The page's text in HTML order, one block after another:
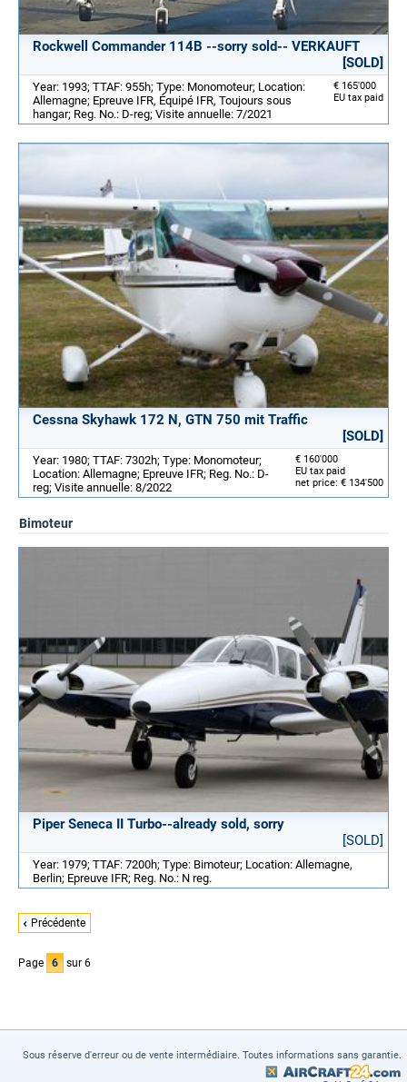
Rockwell Commander 114B --sorry sold-- VERKAUFT
[SOLD]
€ 165'000
EU tax paid
Year: 1993; TTAF: 955h; Type: Monomoteur; Location:
Allemagne; Epreuve IFR, Équipé IFR, Toujours sous
hangar; Reg. No.: D-reg; Visite annuelle: 7/2021
Cessna Skyhawk 172 N, GTN 750 mit Traffic
[SOLD]
€ 160'000
EU tax paid
net price: € 134'500
Year: 1980; TTAF: 7302h; Type: Monomoteur;
Location: Allemagne; Epreuve IFR; Reg. No.: D-
reg; Visite annuelle: 8/2022
Bimoteur
Piper Seneca II Turbo--already sold, sorry
[SOLD]
Year: 1979; TTAF: 7200h; Type: Bimoteur; Location: Allemagne,
Berlin; Epreuve IFR; Reg. No.: N reg.
Précédente
Page 6 sur 6
Sous réserve d'erreur ou de vente intermédiaire. Toutes informations sans garantie.